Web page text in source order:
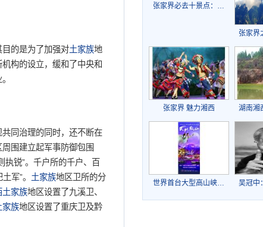
的是为了加强对土家族地
构的设立，缓和了中央和
同治理的同时，还不断在
周围建立起军事防御包围
执锐”。千户所的千户、百
军”。 土家族地区卫所的分
土家族地区设置了九溪卫、
家族地区设置了重庆卫及黔
张家界必去十景点：…
张家
张家界 魅力湘西 湖南湘
世界首台大型高山峡… 吴冠中